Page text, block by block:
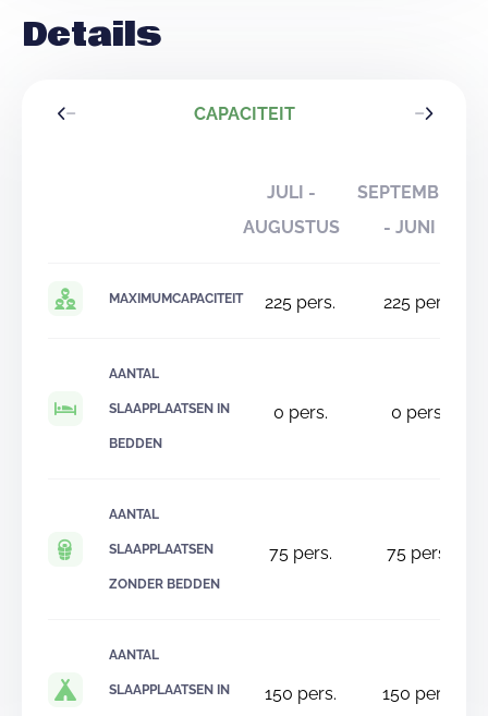
Details
CAPACITEIT
JULI -
AUGUSTUS
SEPTEMBER
- JUNI
MAXIMUMCAPACITEIT 225 pers. 225pers.
AANTAL
SLAAPPLAATSEN IN
BEDDEN
0 pers. 0 pers.
AANTAL
SLAAPPLAATSEN
ZONDER BEDDEN
75pers. 75 pers.
AANTAL
SLAAPPLAATSEN IN 150 pers. 150 pers.